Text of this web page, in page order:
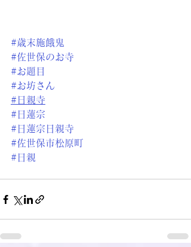
#歳末施餓鬼
#佐世保のお寺
#お題目
#お坊さん
#日親寺
#日蓮宗
#日蓮宗日親寺
#佐世保市松原町
#日親